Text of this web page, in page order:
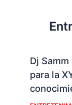
Dj
para la